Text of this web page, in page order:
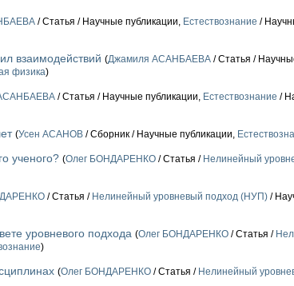
/ Статья / Научные публикации, Естествознание /
взаимодействий (Джамиля АСАНБАЕВА / Статья /
физика)
/ Статья / Научные публикации, Естествознание /
(Усен АСАНОВ / Сборник / Научные публикации,
ученого? (Олег БОНДАРЕНКО / Статья / Нелинейный
/ Статья / Нелинейный уровневый подход (НУП) /
уровневого подхода (Олег БОНДАРЕНКО / Статья /
)
(Олег БОНДАРЕНКО / Статья / Нелинейный